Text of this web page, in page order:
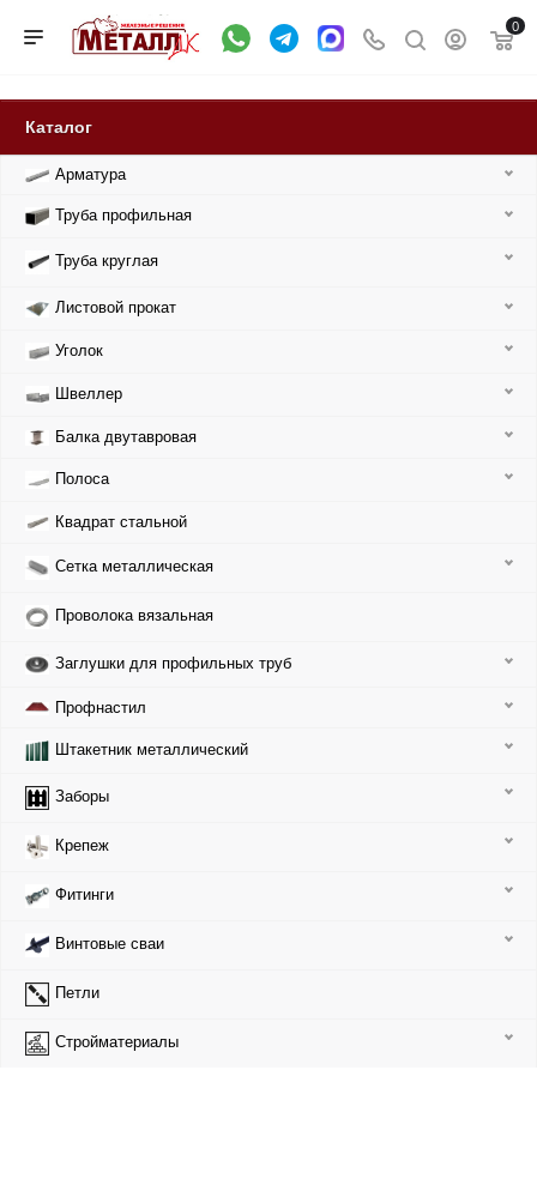
0
Каталог
Арматура
Труба профильная
Труба круглая
Листовой прокат
Уголок
Швеллер
Балка двутавровая
Полоса
Квадрат стальной
Сетка металлическая
Проволока вязальная
Заглушки для профильных труб
Профнастил
Штакетник металлический
Заборы
Крепеж
Фитинги
Винтовые сваи
Петли
Стройматериалы